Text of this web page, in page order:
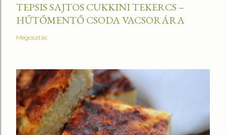
TEPSIS SAJTOS CUKKINI TEKERCS –
HŰTŐMENTŐ CSODA VACSORÁRA
Megosztás